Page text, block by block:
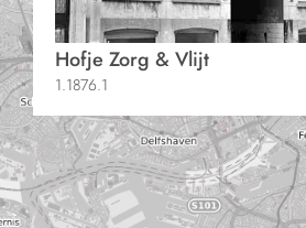
Hofje Zorg & Vlijt
1.1876.1